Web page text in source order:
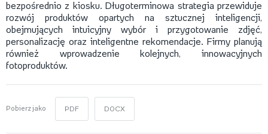
bezpośrednio z kiosku. Długoterminowa strategia przewiduje
rozwój produktów opartych na sztucznej inteligencji,
obejmujących intuicyjny wybór i przygotowanie zdjęć,
personalizację oraz inteligentne rekomendacje. Firmy planują
również wprowadzenie kolejnych, innowacyjnych
fotoproduktów.
Pobierz jako PDF DOCX